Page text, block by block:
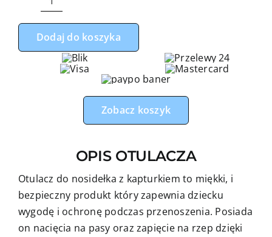
ilość
Otulacz
do
fotelika,
nosidełka
czerwona
czerwonym
minky
Dodaj do koszyka
Zobacz koszyk
OPIS OTULACZA
Otulacz do nosidełka z kapturkiem to miękki, i
bezpieczny produkt który zapewnia dziecku
wygodę i ochronę podczas przenoszenia. Posiada
on nacięcia na pasy oraz zapięcie na rzep dzięki